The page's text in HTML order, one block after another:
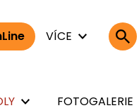
VÍCE
FOTOGALERIE